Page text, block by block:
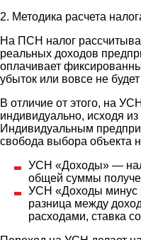
2. Методика расчета
На ПСН налог
реальных доходов
оплачивает
убыток или вовсе не
В отличие от этого, на
индивидуально, исходя
Индивидуальным
свобода выбора объекта
УСН «Доходы» —
общей суммы
УСН «Доходы минус
разница между
расходами, ставка